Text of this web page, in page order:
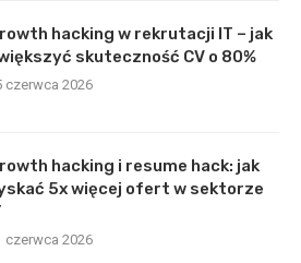
hacking w rekrutacji IT – jak
skuteczność CV o 80%
czerwca 2026
hacking i resume hack: jak
5x więcej ofert w sektorze
czerwca 2026